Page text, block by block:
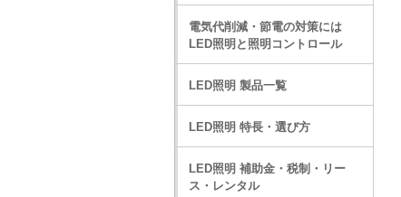
電気代削減・節電の対策には
LED照明と照明コントロール
LED照明 製品一覧
LED照明 特長・選び方
LED照明 補助金・税制・リー
ス・レンタル